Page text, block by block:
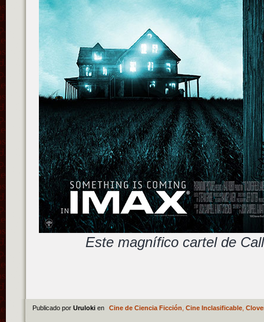
Este magnífico cartel de
Publicado por Uruloki en Cine de Ciencia Ficción Cine Inclasificable,